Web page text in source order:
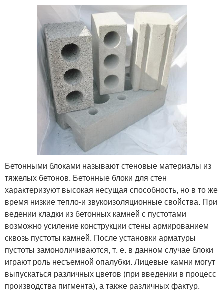
Бетонными блоками называют стеновые материалы из
тяжелых бетонов. Бетонные блоки для стен
характеризуют высокая несущая способность, но в то же
время низкие тепло-и звукоизоляционные свойства. При
ведении кладки из бетонных камней с пустотами
возможно усиление конструкции стены армированием
сквозь пустоты камней. После установки арматуры
пустоты замоноличиваются, т. е. в данном случае блоки
играют роль несъемной опалубки. Лицевые камни могут
выпускаться различных цветов (при введении в процесс
производства пигмента), а также различных фактур.